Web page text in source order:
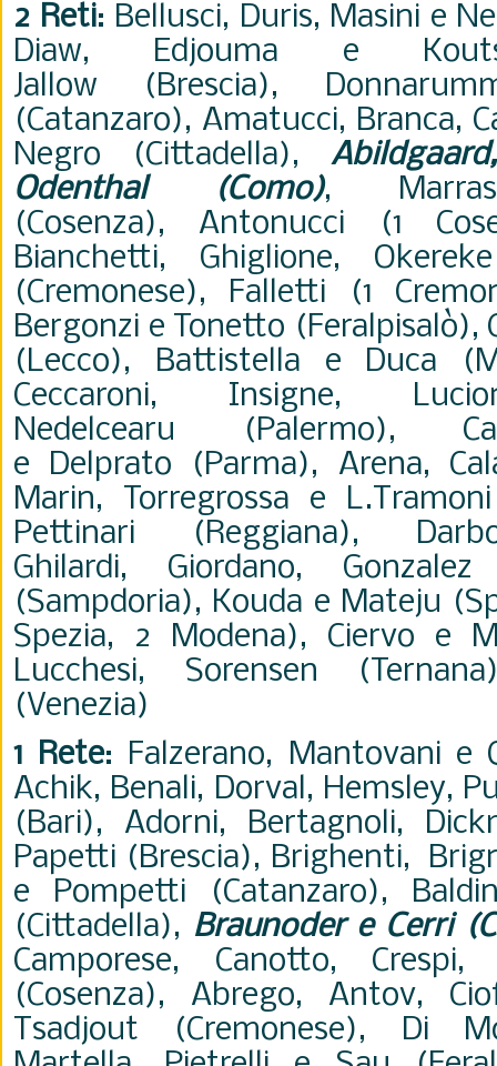
2 Reti: Bellusci, Duris, Masini e
Diaw, Edjouma e
Jallow (Brescia),
(Catanzaro), Amatucci, Branca,
Negro
(Cittadella),
Odenthal (Como),
(Cosenza),
Antonucci (1
Bianchetti, Ghiglione,
(Cremonese), Falletti (1
Bergonzi e Tonetto (Feralpisalò),
(Lecco), Battistella e Duca
Ceccaroni, Insigne,
Nedelcearu
(Palermo),
e Delprato (Parma), Arena,
Marin,
Torregrossa e
Pettinari (Reggiana),
Ghilardi, Giordano,
(Sampdoria), Kouda e Mateju
Spezia, 2 Modena), Ciervo e
Lucchesi, Sorensen
(Venezia)
1 Rete: Falzerano, Mantovani e
Achik, Benali, Dorval, Hemsley,
(Bari), Adorni, Bertagnoli,
Papetti (Brescia), Brighenti,
e Pompetti (Catanzaro),
(Cittadella), Braunoder e Cerri
Camporese, Canotto,
(Cosenza), Abrego, Antov,
Tsadjout (Cremonese), Di